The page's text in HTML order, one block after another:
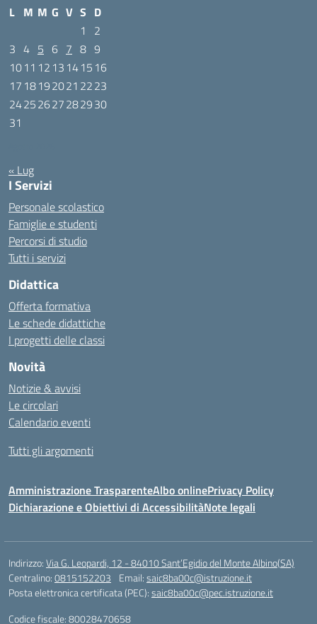
L M M G V S D
1
2
3 4 5 6 7 8 9
1011 12 13 1415 16
17 18192021 2223
24252627282930
31
« Lug
I Servizi
Personale scolastico
Famiglie e studenti
Percorsi di studio
Tutti i servizi
Didattica
Offerta formativa
Le schede didattiche
I progetti delle classi
Novità
Notizie & avvisi
Le circolari
Calendario eventi
Tutti gli argomenti
Amministrazione TrasparenteAlbo onlinePrivacy Policy
Dichiarazione e Obiettivi di AccessibilitàNote legali
Indirizzo:Via G. Leopardi, 12 - 84010 Sant’Egidio del Monte Albino(SA)
Centralino:0815152203 Email:saic8ba00c@istruzione.it
Posta elettronica certificata (PEC):saic8ba00c@pec.istruzione.it
Codice fiscale: 80028470658